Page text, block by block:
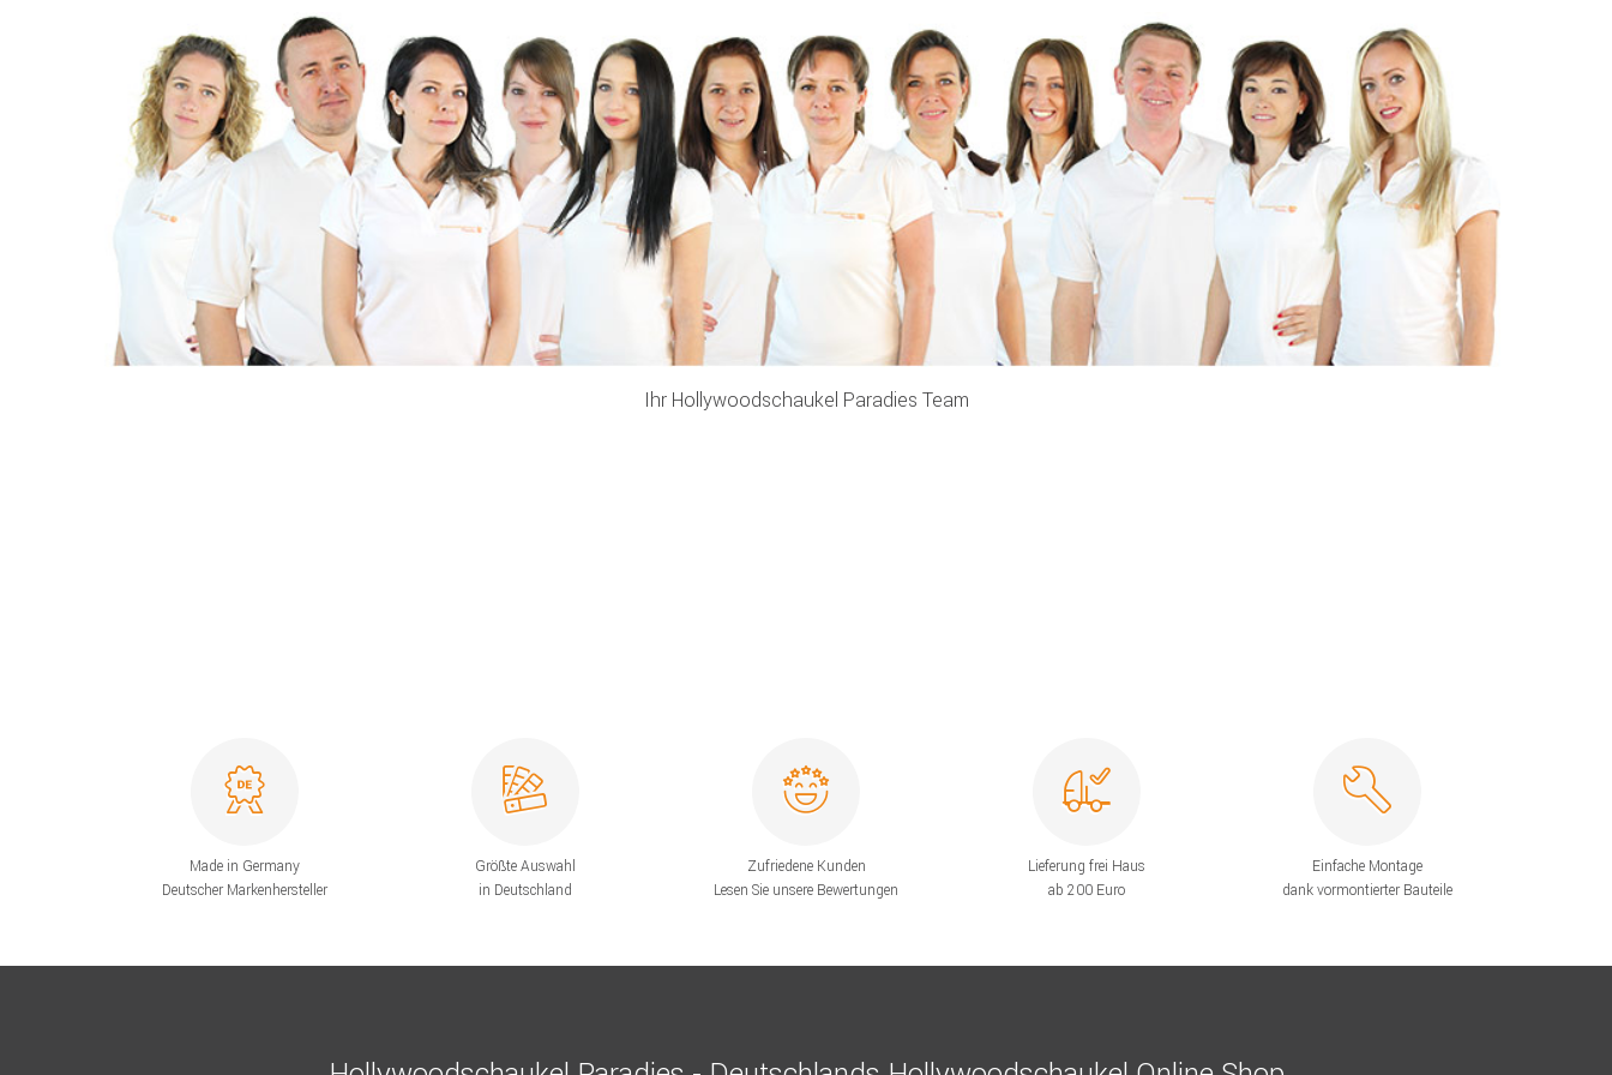
Ihr Hollywoodschaukel Paradies Team
Made in Germany
Deutscher Markenhersteller
Größte Auswahl
in Deutschland
Zufriedene Kunden
Lesen Sie unsere Bewertungen
Lieferung frei Haus
ab 200 Euro
Einfache Montage
dank vormontierter Bauteile